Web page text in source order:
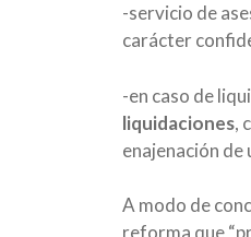
-servicio de
carácter
-en caso de
liquidaciones,
enajenación
A modo de